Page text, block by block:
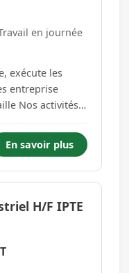
en journée
exécute les
entreprise
:
ET BIJOUX
et autre...
En savoir plus
H/F IPTE